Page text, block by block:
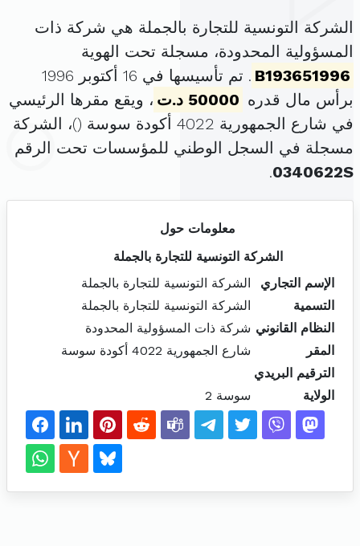
الشركة التونسية للتجارة بالجملة هي شركة ذات
المسؤولية المحدودة، مسجلة تحت الهوية
B193651996
. تم تأسيسها في 16 أكتوبر 1996
برأس مال قدره 50000 د.ت
، ويقع مقرها الرئيسي
في شارع الجمهورية 4022 أكودة سوسة (
)، الشركة
مسجلة في السجل الوطني للمؤسسات تحت الرقم
0340622S
.
معلومات حول
الشركة التونسية للتجارة بالجملة
الإسم التجاري
الشركة التونسية للتجارة بالجملة
التسمية
الشركة التونسية للتجارة بالجملة
النظام القانوني شركة ذات المسؤولية المحدودة
المقر
شارع الجمهورية 4022 أكودة سوسة
الترقيم البريدي
الولاية
سوسة 2